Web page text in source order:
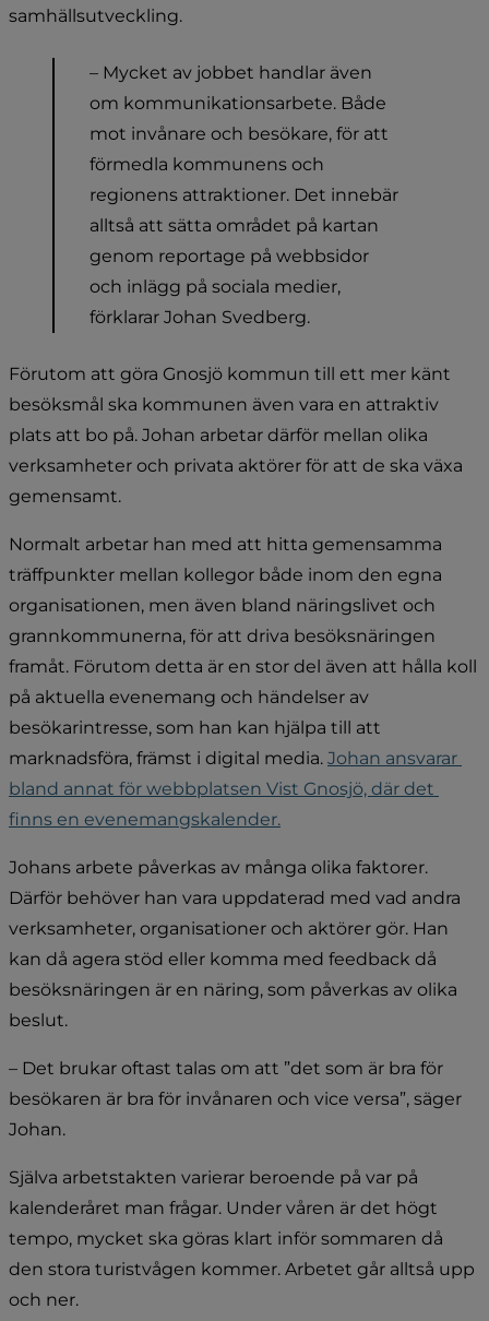
samhällsutveckling.
– Mycket av jobbet handlar även
om kommunikationsarbete. Både
mot invånare och besökare, för att
förmedla kommunens och
regionens attraktioner. Det innebär
alltså att sätta området på kartan
genom reportage på webbsidor
och inlägg på sociala medier,
förklarar Johan Svedberg.
Förutom att göra Gnosjö kommun till ett mer känt
besöksmål ska kommunen även vara en attraktiv
plats att bo på. Johan arbetar därför mellan olika
verksamheter och privata aktörer för att de ska växa
gemensamt.
Normalt arbetar han med att hitta gemensamma
träffpunkter mellan kollegor både inom den egna
organisationen, men även bland näringslivet och
grannkommunerna, för att driva besöksnäringen
framåt. Förutom detta är en stor del även att hålla koll
på aktuella evenemang och händelser av
besökarintresse, som han kan hjälpa till att
marknadsföra, främst i digital media. Johan ansvarar
bland annat för webbplatsen Vist Gnosjö, där det
finns en evenemangskalender.
Johans arbete påverkas av många olika faktorer.
Därför behöver han vara uppdaterad med vad andra
verksamheter, organisationer och aktörer gör. Han
kan då agera stöd eller komma med feedback då
besöksnäringen är en näring, som påverkas av olika
beslut.
– Det brukar oftast talas om att ”det som är bra för
besökaren är bra för invånaren och vice versa”, säger
Johan.
Själva arbetstakten varierar beroende på var på
kalenderåret man frågar. Under våren är det högt
tempo, mycket ska göras klart inför sommaren då
den stora turistvågen kommer. Arbetet går alltså upp
och ner.